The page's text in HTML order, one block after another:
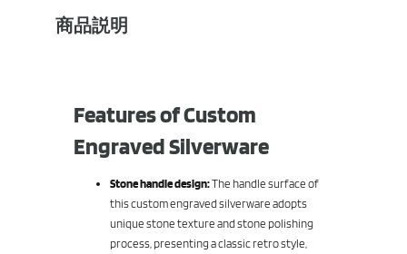
商品説明
Features of Custom
Engraved Silverware
Stone handle design:The handle surface of
this custom engraved silverware adopts
unique stone texture and stone polishing
process, presenting a classic retro style,